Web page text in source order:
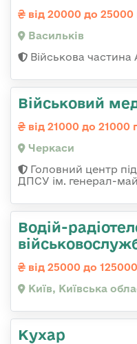
від 20000 до 25000
Васильків
Військова частина
Військовий
від 21000 до 21000
Черкаси
Головний центр
ДПСУ ім. генерал-
Водій-
від 25000 до
Київ, Київська
Кухар